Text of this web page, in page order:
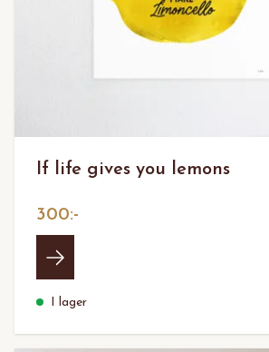
If life gives you lemons
300:-
I lager